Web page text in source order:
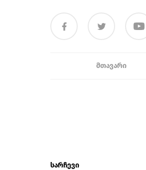
ᲛᲗᲐᲕᲐᲠᲘ
სარჩევი